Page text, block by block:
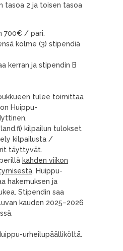
tasoa 2 ja toisen tasoa
700€ / pari.
kolme (3) stipendiä
kerran ja stipendin B
tulee toimittaa
Huippu-
kilpailun tulokset
kilpailusta /
täyttyvät.
kahden viikon
. Huippu-
hakemuksen ja
Stipendin saa
kauden 2025–2026
urheilupäälliköltä.